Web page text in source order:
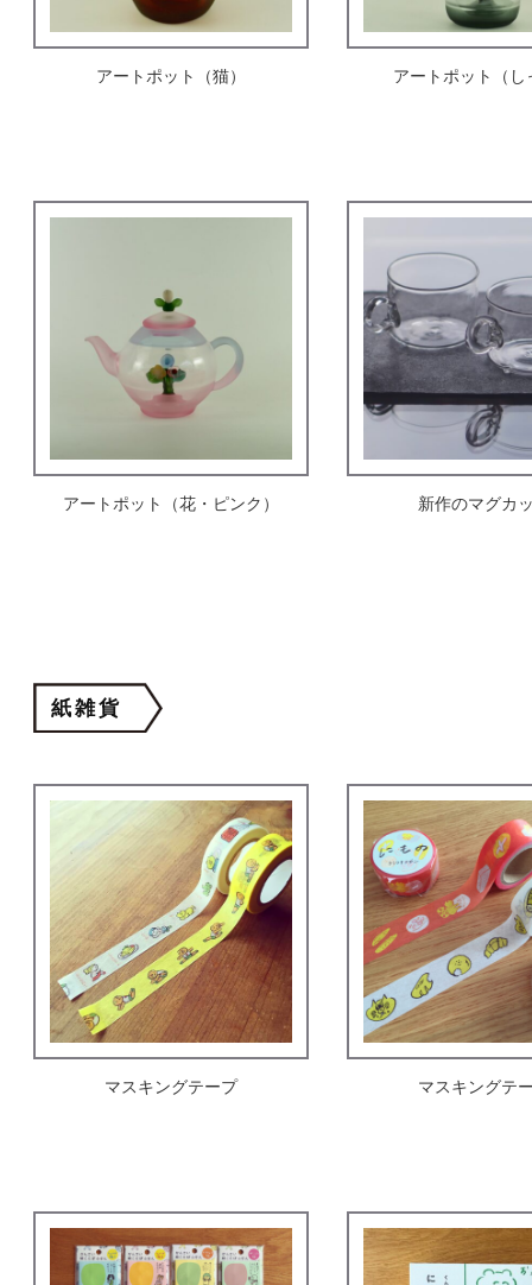
アートポット（猫） アートポット（し
アートポット（花・ピンク） 新作のマグカ
紙雑貨
マスキングテープ マスキングテ